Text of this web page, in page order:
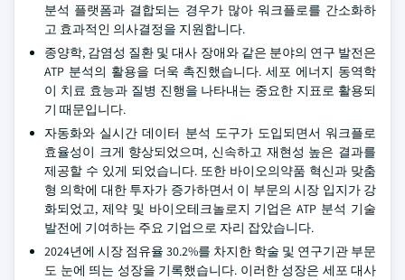
분석 플랫폼과 결합되는 경우가 많아 워크플로를 간소화하
고 효과적인 의사결정을 지원합니다.
종양학, 감염성 질환 및 대사 장애와 같은 분야의 연구 발전은
ATP 분석의 활용을 더욱 촉진했습니다. 세포 에너지 동역학
이 치료 효능과 질병 진행을 나타내는 중요한 지표로 활용되
기 때문입니다.
자동화와 실시간 데이터 분석 도구가 도입되면서 워크플로
효율성이 크게 향상되었으며, 신속하고 재현성 높은 결과를
제공할 수 있게 되었습니다. 또한 바이오의약품 혁신과 맞춤
형 의학에 대한 투자가 증가하면서 이 부문의 시장 입지가 강
화되었고, 제약 및 바이오테크놀로지 기업은 ATP 분석 기술
발전에 기여하는 주요 기업으로 자리 잡았습니다.
2024년에 시장 점유율 30.2%를 차지한 학술 및 연구기관 부문
도 눈에 띄는 성장을 기록했습니다. 이러한 성장은 세포 대사